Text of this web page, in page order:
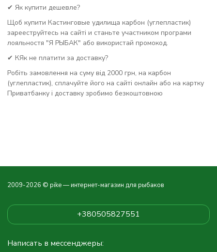
✔ Як купити дешевле?
Щоб купити Кастинговые удилища карбон (углепластик)
зарееструйтесь на сайті и станьте участником програми
лояльностя "Я РЫБАК" або використай промокод.
✔ КЯк не платити за доставку?
Робіть замовлення на суму від 2000 грн, на карбон
(углепластик), сплачуйте його на сайті онлайн або на картку
Приватбанку і доставку зробимо безкоштовною
2009-2026 © pike — интернет-магазин для рыбаков
+380505827551
Написать в мессенджеры: